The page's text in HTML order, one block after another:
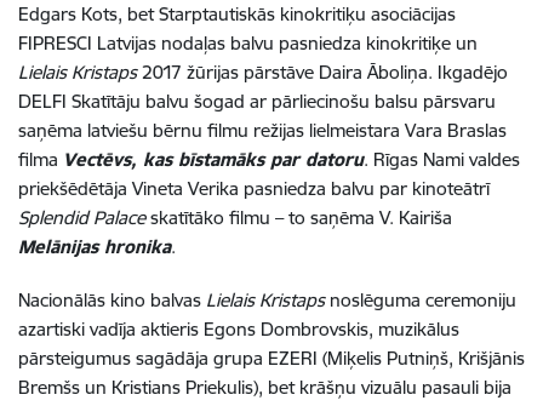
Edgars Kots, bet Starptautiskās kinokritiķu asociācijas
FIPRESCI Latvijas nodaļas balvu pasniedza kinokritiķe un
Lielais Kristaps2017 žūrijas pārstāve Daira Āboliņa. Ikgadējo
DELFI Skatītāju balvu šogad ar pārliecinošu balsu pārsvaru
saņēma latviešu bērnu filmu režijas lielmeistara Vara Braslas
filma Vectēvs, kas bīstamāks par datoru. Rīgas Nami valdes
priekšēdētāja Vineta Verika pasniedza balvu par kinoteātrī
Splendid Palaceskatītāko filmu – to saņēma V. Kairiša
Melānijas hronika.
Nacionālās kino balvas Lielais Kristapsnoslēguma ceremoniju
azartiski vadīja aktieris Egons Dombrovskis, muzikālus
pārsteigumus sagādāja grupa EZERI (Miķelis Putniņš, Krišjānis
Bremšs un Kristians Priekulis), bet krāšņu vizuālu pasauli bija